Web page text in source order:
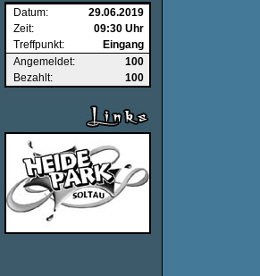
Datum:
29.06.2019
Zeit:
09:30 Uhr
Treffpunkt:
Eingang
Angemeldet:
100
Bezahlt:
100